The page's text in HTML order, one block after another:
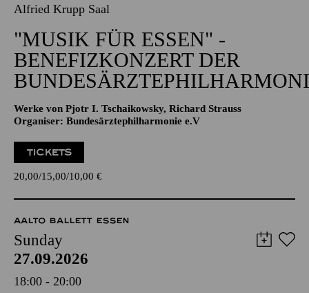
Alfried Krupp Saal
"MUSIK FÜR ESSEN" -
BENEFIZKONZERT DER
Werke von Pjotr I. Tschaikowsky, Richard Strauss
Organiser: Bundesärztephilharmonie e.V
TICKETS
20,00 15,00 10,00 €
AALTO BALLETT ESSEN
Sunday
27.09.2026
18:00 - 20:00